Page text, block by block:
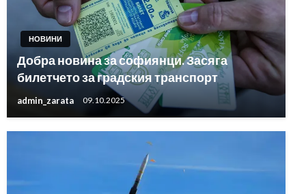
НОВИНИ
Добра новина за софиянци. Засяга
билетчето за градския транспорт
admin_zarata 09.10.2025